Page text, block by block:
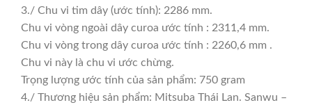
3./ Chu vi tim dây (ước tính): 2286 mm.
Chu vi vòng ngoài dây curoa ước tính : 2311,4 mm.
Chu vi vòng trong dây curoa ước tính : 2260,6 mm .
Chu vi này là chu vi ước chừng.
Trọng lượng ước tính của sản phẩm: 750 gram
4./ Thương hiệu sản phẩm: Mitsuba Thái Lan. Sanwu –